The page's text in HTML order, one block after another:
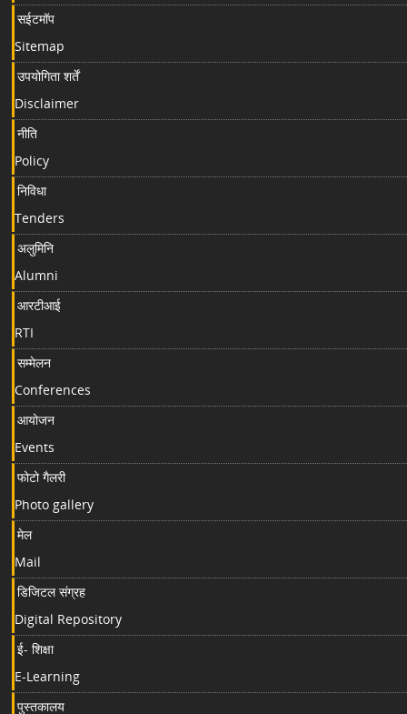
सईटमॉप
Sitemap
उपयोगिता शर्तें
Disclaimer
नीति
Policy
निविधा
Tenders
अलुमिनि
Alumni
आरटीआई
RTI
सम्मेलन
Conferences
आयोजन
Events
फोटो गैलरी
Photo gallery
मेल
Mail
डिजिटल संग्रह
Digital Repository
ई- शिक्षा
E-Learning
पुस्तकालय